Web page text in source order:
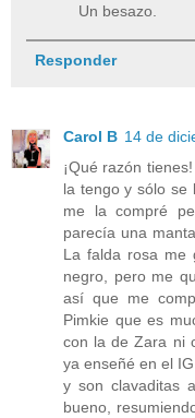
Un besazo.
Responder
Carol B 14 de
¡Qué razón
la tengo y sólo se
me la compré
parecía una
La falda rosa me
negro, pero me
así que me
Pimkie que es
con la de Zara ni
ya enseñé en el
y son clavaditas
bueno,